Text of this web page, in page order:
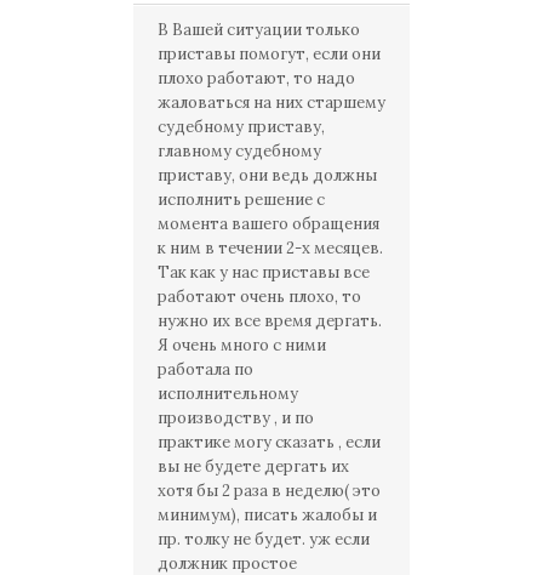
В Вашей ситуации только
приставы помогут, если они
плохо работают, то надо
жаловаться на них старшему
судебному приставу,
главному судебному
приставу, они ведь должны
исполнить решение с
момента вашего обращения
к ним в течении 2-х месяцев.
Так как у нас приставы все
работают очень плохо, то
нужно их все время дергать.
Я очень много с ними
работала по
исполнительному
производству , и по
практике могу сказать , если
вы не будете дергать их
хотя бы 2 раза в неделю( это
минимум), писать жалобы и
пр. толку не будет. уж если
должник простое